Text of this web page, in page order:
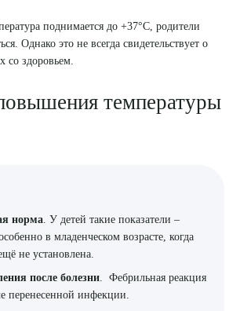
ЗАКАЗАТЬ ЗВОНОК
поднимается до +37°C, родители
Однако это не всегда свидетельствует о
со здоровьем.
температуры
норма. У детей такие показатели –
в младенческом возрасте, когда
не установлена.
после болезни. Фебрильная реакция
перенесенной инфекции.